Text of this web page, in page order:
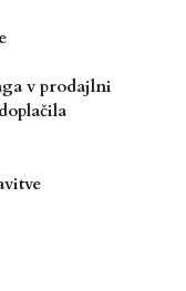
v prodajlni